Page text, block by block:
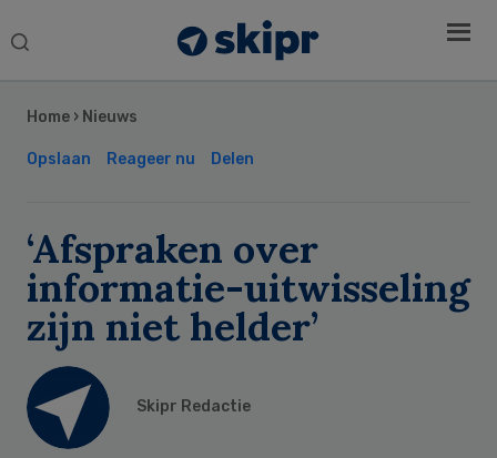
Search
Home › Nieuws
Opslaan Reageer nu Delen
‘Afspraken over
informatie-uitwisseling
zijn niet helder’
Skipr Redactie
Sidebar